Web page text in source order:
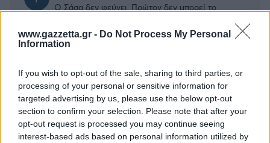
www.gazzetta.gr - Do Not Process My Personal
Information
If you wish to opt-out of the sale, sharing to third parties, or
processing of your personal or sensitive information for
targeted advertising by us, please use the below opt-out
section to confirm your selection. Please note that after your
opt-out request is processed you may continue seeing
interest-based ads based on personal information utilized by
Ο Σάσα δεν φεύγει. Πρώτον δεν μπορεί το
θέλει. Με κάτω από 4.000.000 δολλάρια δεν
πάει. Τα οποία καθαρά είναι κάτω από 2.000.000
χρόνο και σοβαρό ρόλο.
Απάντησε
3 Likes 0 Απαντήσεις
Ιερόσυλος
02/07/2022 - 12:29